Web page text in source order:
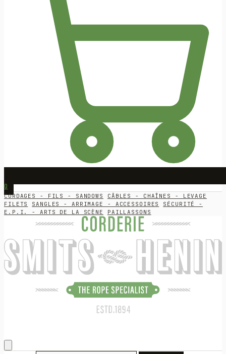
0
CORDAGES - FILS - SANDOWS
CÂBLES - CHAÎNES - LEVAGE
FILETS
SANGLES - ARRIMAGE - ACCESSOIRES
SÉCURITÉ -
E.P.I. - ARTS DE LA SCÈNE
PAILLASSONS